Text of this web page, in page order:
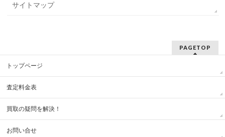
サイトマップ
PAGETOP
トップページ
査定料金表
買取の疑問を解決！
お問い合せ